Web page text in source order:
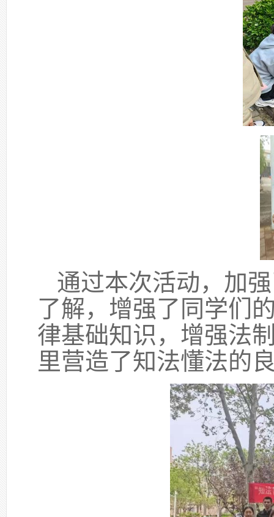
通过本次活动，加
了解，增强了同学们
律基础知识，增强法
里营造了知法懂法的